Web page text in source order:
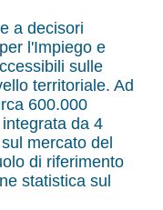
a decisori
l'Impiego e
sulle
territoriale. Ad
600.000
da 4
mercato del
di riferimento
statistica sul